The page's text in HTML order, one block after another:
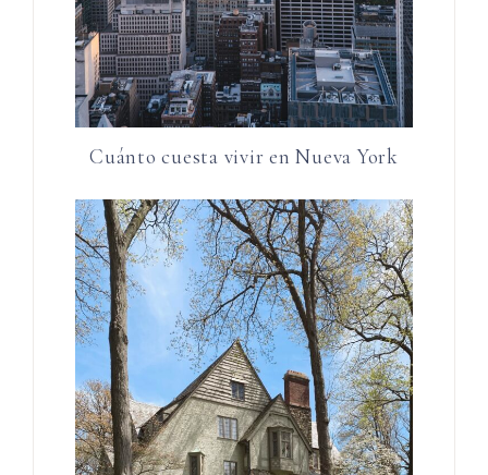
Cuánto cuesta vivir en Nueva York